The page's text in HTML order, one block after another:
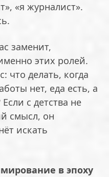
«я журналист».
заменит,
этих ролей.
что делать, когда
нет, еда есть, а
с детства не
смысл, он
искать
в эпоху